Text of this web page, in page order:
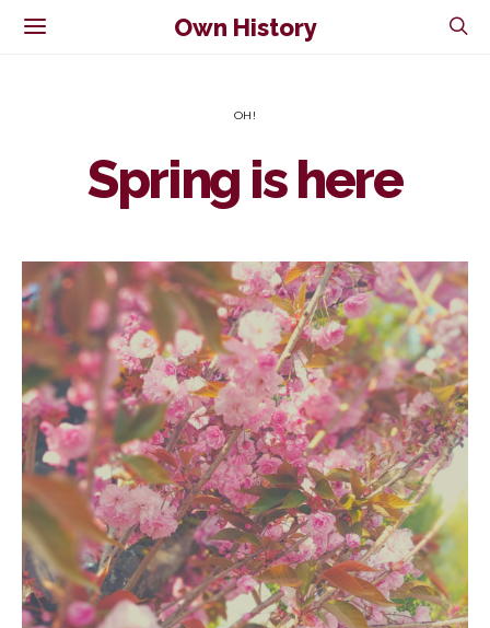
Own History
OH!
Spring is here